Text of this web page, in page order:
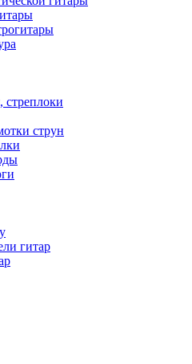
стреплоки
струн
гитар